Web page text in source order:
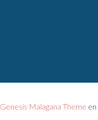
Genesis Malagana Theme en